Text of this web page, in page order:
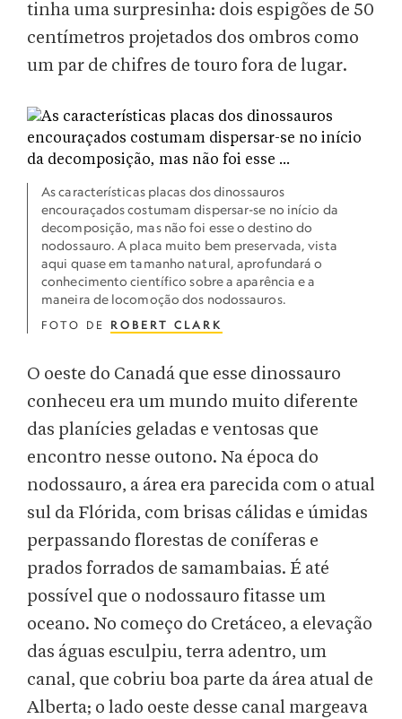
tinha uma surpresinha: dois espigões de 50
centímetros projetados dos ombros como
um par de chifres de touro fora de lugar.
As características placas dos dinossauros
encouraçados costumam dispersar-se no início da
decomposição, mas não foi esse o destino do
nodossauro. A placa muito bem preservada, vista
aqui quase em tamanho natural, aprofundará o
conhecimento científico sobre a aparência e a
maneira de locomoção dos nodossauros.
FOTO DE ROBERT CLARK
O oeste do Canadá que esse dinossauro
conheceu era um mundo muito diferente
das planícies geladas e ventosas que
encontro nesse outono. Na época do
nodossauro, a área era parecida com o atual
sul da Flórida, com brisas cálidas e úmidas
perpassando florestas de coníferas e
prados forrados de samambaias. É até
possível que o nodossauro fitasse um
oceano. No começo do Cretáceo, a elevação
das águas esculpiu, terra adentro, um
canal, que cobriu boa parte da área atual de
Alberta; o lado oeste desse canal margeava